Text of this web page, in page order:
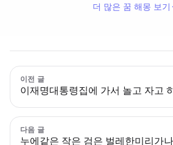
더 많은 꿈 해몽 보기
이전 글
이재명대통령집에 가서 놀고 자고
다음 글
누에같은 작은 검은 벌레한미리가